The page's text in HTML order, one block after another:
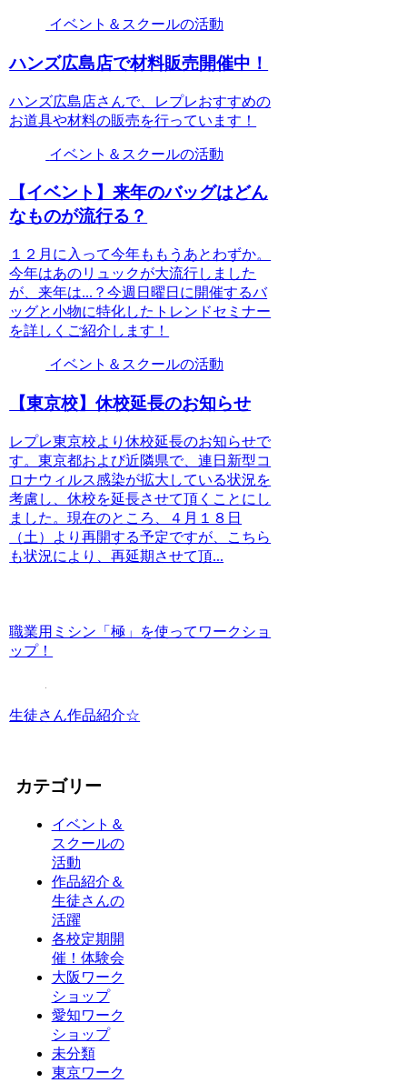
イベント＆スクールの活動
ハンズ広島店で材料販売開催中！
ハンズ広島店さんで、レプレおすすめの
お道具や材料の販売を行っています！
イベント＆スクールの活動
【イベント】来年のバッグはどん
なものが流行る？
１２月に入って今年ももうあとわずか。
今年はあのリュックが大流行しました
が、来年は...？今週日曜日に開催するバ
ッグと小物に特化したトレンドセミナー
を詳しくご紹介します！
イベント＆スクールの活動
【東京校】休校延長のお知らせ
レプレ東京校より休校延長のお知らせで
す。東京都および近隣県で、連日新型コ
ロナウィルス感染が拡大している状況を
考慮し、休校を延長させて頂くことにし
ました。現在のところ、４月１８日
（土）より再開する予定ですが、こちら
も状況により、再延期させて頂...
職業用ミシン「極」を使ってワークショ
ップ！
生徒さん作品紹介☆
カテゴリー
イベント＆
スクールの
活動
作品紹介＆
生徒さんの
活躍
各校定期開
催！体験会
大阪ワーク
ショップ
愛知ワーク
ショップ
未分類
東京ワーク